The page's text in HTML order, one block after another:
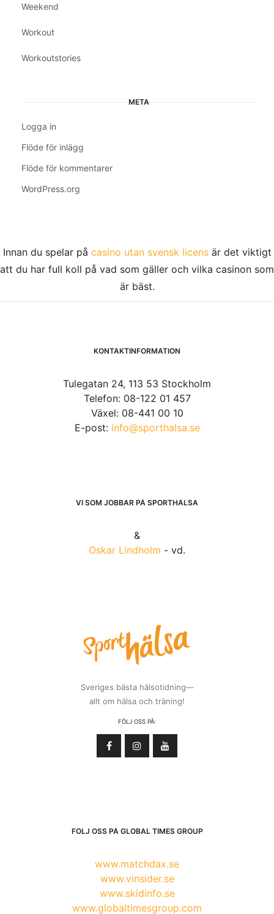
Weekend
Workout
Workoutstories
META
Logga in
Flöde för inlägg
Flöde för kommentarer
WordPress.org
Innan du spelar på casino utan svensk licensär det viktigt
att du har full koll på vad som gäller och vilka casinon som
är bäst.
KONTAKTINFORMATION
Tulegatan 24, 113 53 Stockholm
Telefon: 08-122 01 457
Växel: 08-441 00 10
E-post: info@sporthalsa.se
VI SOM JOBBAR PÅ SPORTHÄLSA
&
Oskar Lindholm - vd.
Sveriges bästa hälsotidning—
allt om hälsa och träning!
FÖLJ OSS PÅ:
FÖLJ OSS PÅ GLOBAL TIMES GROUP
www.matchdax.se
www.vinsider.se
www.skidinfo.se
www.globaltimesgroup.com